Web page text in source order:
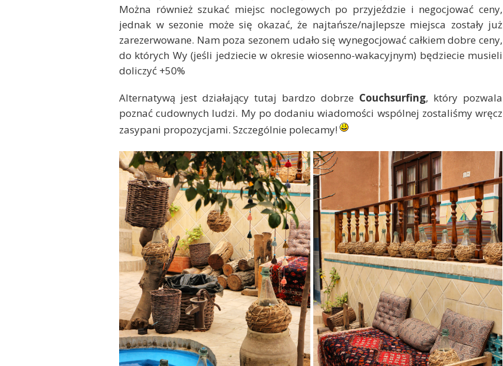
Można również szukać miejsc noclegowych po przyjeździe i negocjować ceny,
jednak w sezonie może się okazać, że najtańsze/najlepsze miejsca zostały już
zarezerwowane. Nam poza sezonem udało się wynegocjować całkiem dobre ceny,
do których Wy (jeśli jedziecie w okresie wiosenno-wakacyjnym) będziecie musieli
doliczyć +50%
Alternatywą jest działający tutaj bardzo dobrze Couchsurfing, który pozwala
poznać cudownych ludzi. My po dodaniu wiadomości wspólnej zostaliśmy wręcz
zasypani propozycjami. Szczególnie polecamy!